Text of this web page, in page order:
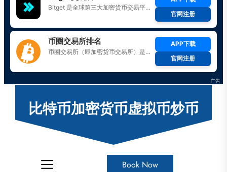
比特币加密货币虚拟币炒币
Book Now